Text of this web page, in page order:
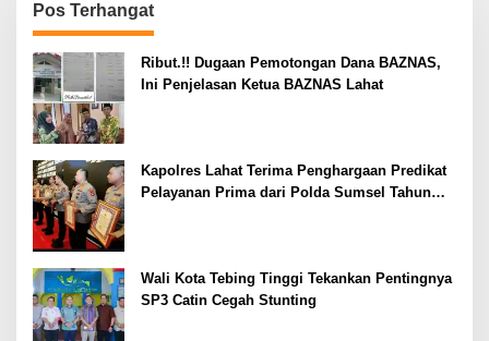
Pos Terhangat
Ribut.!! Dugaan Pemotongan Dana BAZNAS,
Ini Penjelasan Ketua BAZNAS Lahat
Kapolres Lahat Terima Penghargaan Predikat
Pelayanan Prima dari Polda Sumsel Tahun
Wali Kota Tebing Tinggi Tekankan Pentingnya
SP3 Catin Cegah Stunting